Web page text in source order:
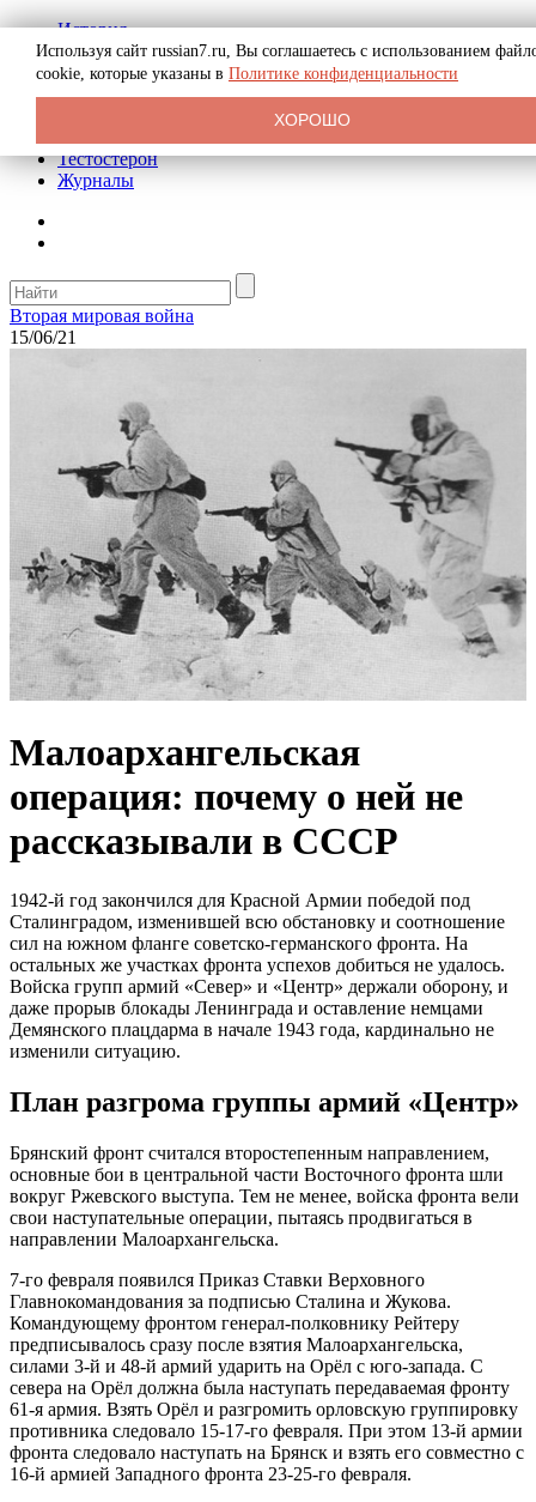
История
Биография
Криминал
Реклама на сайте
Тестостерон
Журналы
Вторая мировая война
15/06/21
Малоархангельская
операция: почему о ней не
рассказывали в СССР
1942-й год закончился для Красной Армии победой под
Сталинградом, изменившей всю обстановку и соотношение
сил на южном фланге советско-германского фронта. На
остальных же участках фронта успехов добиться не удалось.
Войска групп армий «Север» и «Центр» держали оборону, и
даже прорыв блокады Ленинграда и оставление немцами
Демянского плацдарма в начале 1943 года, кардинально не
изменили ситуацию.
План разгрома группы армий «Центр»
Брянский фронт считался второстепенным направлением,
основные бои в центральной части Восточного фронта шли
вокруг Ржевского выступа. Тем не менее, войска фронта вели
свои наступательные операции, пытаясь продвигаться в
направлении Малоархангельска.
7-го февраля появился Приказ Ставки Верховного
Главнокомандования за подписью Сталина и Жукова.
Командующему фронтом генерал-полковнику Рейтеру
предписывалось сразу после взятия Малоархангельска,
силами 3-й и 48-й армий ударить на Орёл с юго-запада. С
севера на Орёл должна была наступать передаваемая фронту
61-я армия. Взять Орёл и разгромить орловскую группировку
противника следовало 15-17-го февраля. При этом 13-й армии
фронта следовало наступать на Брянск и взять его совместно с
16-й армией Западного фронта 23-25-го февраля.
Используя сайт russian7.ru, Вы соглашаетесь с использованием
cookie, которые указаны в Политике конфиденциальности
ХОРОШО